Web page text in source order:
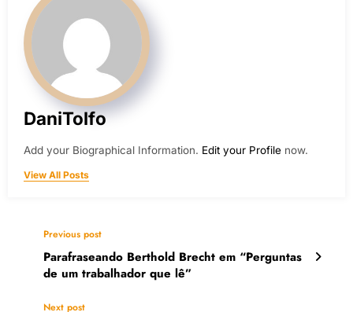
DaniTolfo
Add your Biographical Information. Edit your Profile now.
View All Posts
Previous post
Parafraseando Berthold Brecht em “Perguntas
de um trabalhador que lê”
Next post